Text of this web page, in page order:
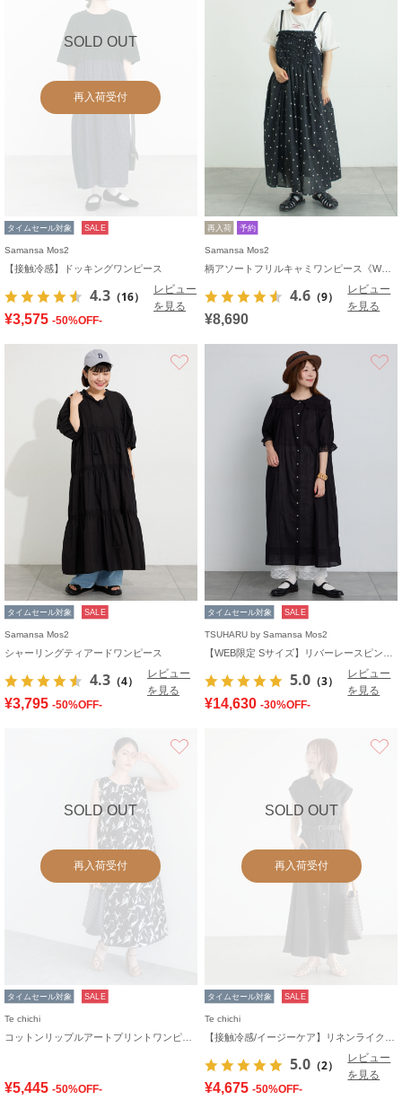
SOLD OUT
再入荷受付
タイムセール対象 SALE
Samansa Mos2
【接触冷感】ドッキングワンピース
4.3 （16）
レビュー
を見る
¥3,575 -50%OFF-
再入荷 予約
Samansa Mos2
柄アソートフリルキャミワンピース《WEB限定カラーあり》
4.6 （9）
レビュー
を見る
¥8,690
タイムセール対象 SALE
Samansa Mos2
シャーリングティアードワンピース
4.3 （4）
レビュー
を見る
¥3,795 -50%OFF-
タイムセール対象 SALE
TSUHARU by Samansa Mos2
5.0 （3）
レビュー
を見る
¥14,630 -30%OFF-
SOLD OUT
再入荷受付
タイムセール対象 SALE
Te chichi
¥5,445 -50%OFF-
SOLD OUT
再入荷受付
タイムセール対象 SALE
Te chichi
5.0 （2）
レビュー
を見る
¥4,675 -50%OFF-